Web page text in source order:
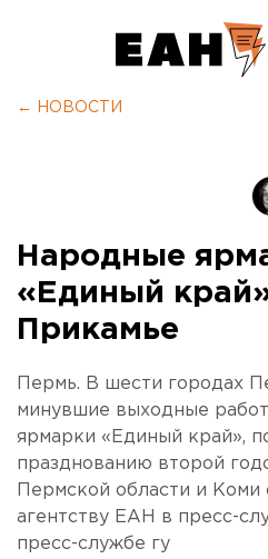
← НОВОСТИ
Народные
«Единый
Прикамье
Пермь. В шести городах
минувшие выходные
ярмарки «Единый край»,
празднованию второй
Пермской области и Коми
агентству ЕАН в пресс-
пресс-службе гу